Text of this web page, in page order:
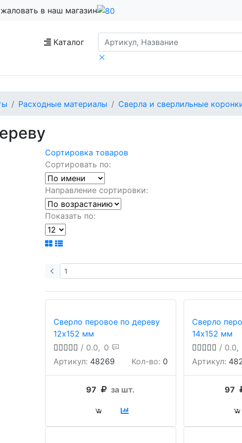
в наш магазин
Каталог
Расходные материалы Сверла и сверлильные
Сортировка товаров
Сортировать по:
Направление сортировки:
Показать по:
Сверло перовое по дереву
12х152 мм
/ 0.0, 0
Артикул: 48269 Кол-во: 0
97 за шт.
Сверло
14х152 мм
/ 0.0,
Артикул:
97